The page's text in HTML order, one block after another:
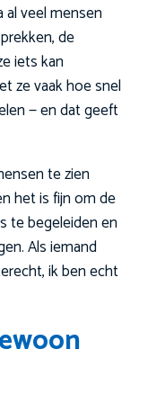
veel mensen
de
iets kan
ze vaak hoe snel
— en dat geeft
te zien
het is fijn om de
te begeleiden en
Als iemand
ik ben echt